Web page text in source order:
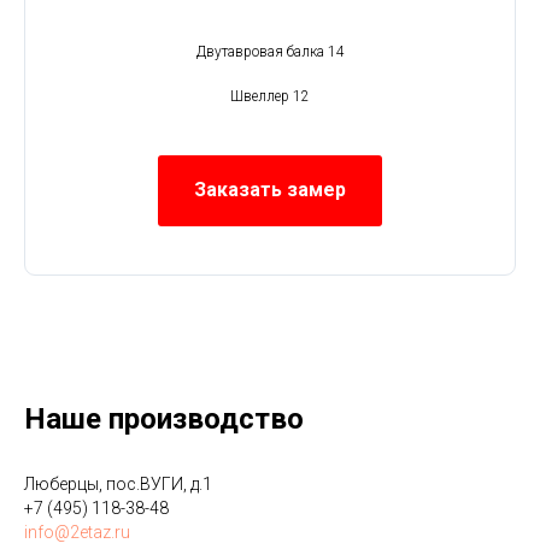
Двутавровая балка 14
Швеллер 12
Заказать замер
Наше производство
Люберцы, пос.ВУГИ, д.1
+7 (495) 118-38-48
info@2etaz.ru